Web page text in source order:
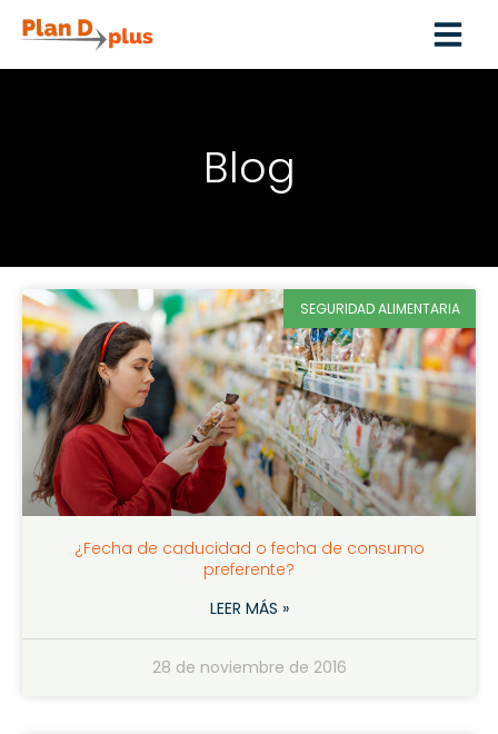
Blog
SEGURIDAD ALIMENTARIA
¿Fecha de caducidad o fecha de consumo
preferente?
LEER MÁS »
28 de noviembre de 2016